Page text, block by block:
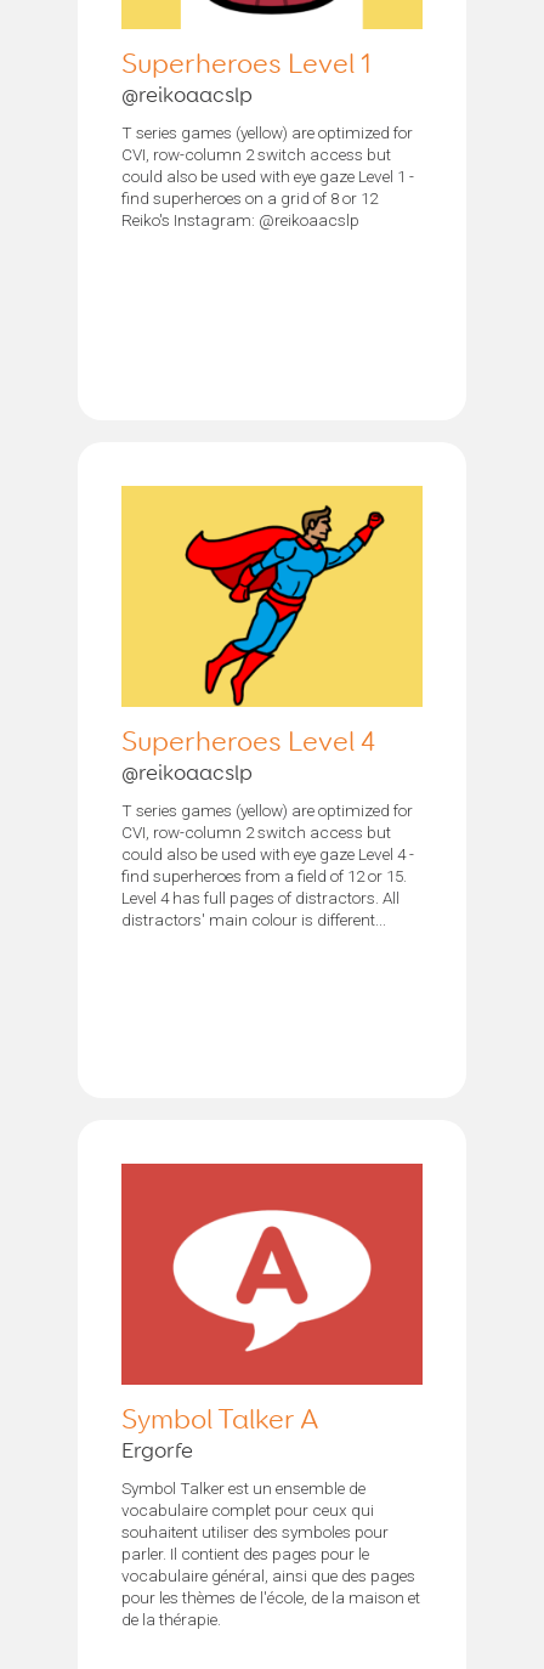
Superheroes Level 1
@reikoaacslp
T series games (yellow) are optimized for
CVI, row-column 2 switch access but
could also be used with eye gaze Level 1 -
find superheroes on a grid of 8 or 12
Reiko's Instagram: @reikoaacslp
Superheroes Level 4
@reikoaacslp
T series games (yellow) are optimized for
CVI, row-column 2 switch access but
could also be used with eye gaze Level 4 -
find superheroes from a field of 12 or 15.
Level 4 has full pages of distractors. All
distractors' main colour is different...
Symbol Talker A
Ergorfe
Symbol Talker est un ensemble de
vocabulaire complet pour ceux qui
souhaitent utiliser des symboles pour
parler. Il contient des pages pour le
vocabulaire général, ainsi que des pages
pour les thèmes de l'école, de la maison et
de la thérapie.